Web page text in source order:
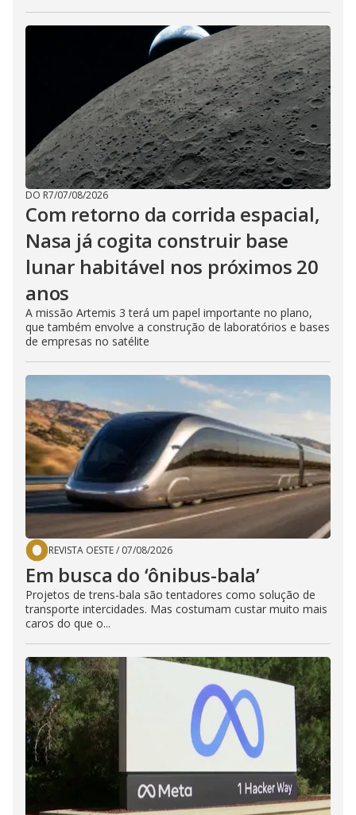
DO R7/07/08/2026
Com retorno da corrida espacial,
Nasa já cogita construir base
lunar habitável nos próximos 20
anos
A missão Artemis 3 terá um papel importante no plano,
que também envolve a construção de laboratórios e bases
de empresas no satélite
REVISTA OESTE/ 07/08/2026
Em busca do ‘ônibus-bala’
Projetos de trens-bala são tentadores como solução de
transporte intercidades. Mas costumam custar muito mais
caros do que o...